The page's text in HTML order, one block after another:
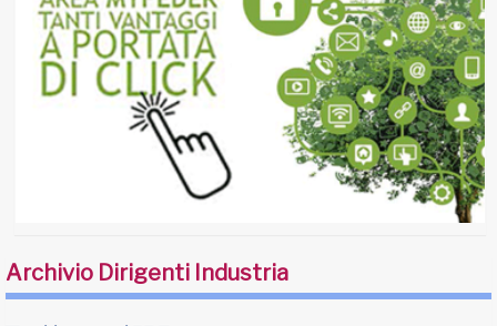
Archivio Dirigenti Industria